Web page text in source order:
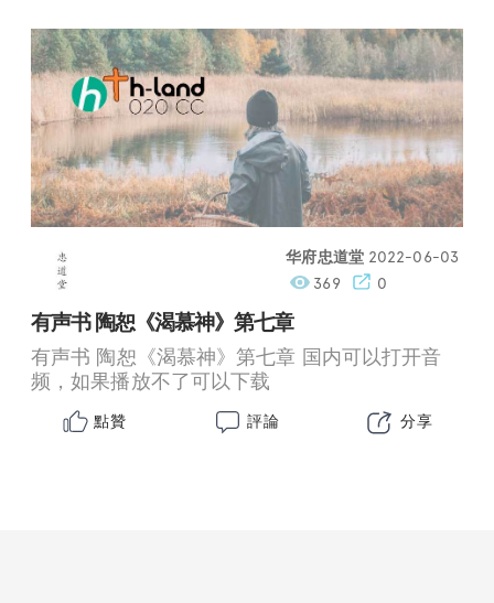
华府忠道堂2022-06-03
369
0
有声书 陶恕《渴慕神》第七章
有声书 陶恕《渴慕神》第七章 国内可以打开音
频，如果播放不了可以下载
點贊 評論 分享